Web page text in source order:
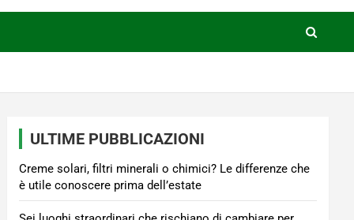
ULTIME PUBBLICAZIONI
Creme solari, filtri minerali o chimici? Le differenze che
è utile conoscere prima dell’estate